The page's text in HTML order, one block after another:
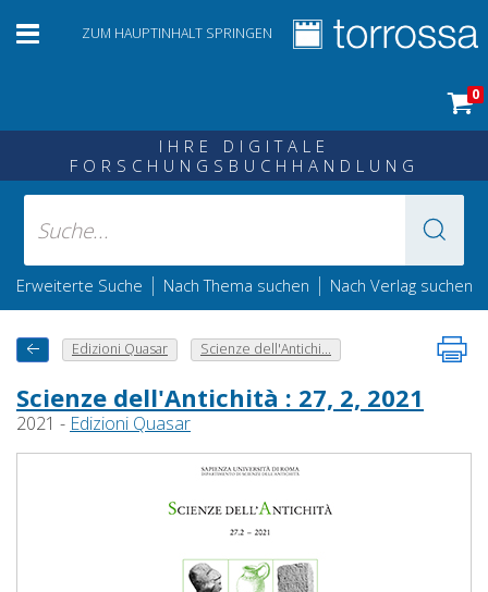
ZUM HAUPTINHALT SPRINGEN
0
IHRE DIGITALE
FORSCHUNGSBUCHHANDLUNG
Erweiterte Suche | Nach Thema suchen | Nach Verlag suchen
Edizioni Quasar Scienze dell'Antichi...
Scienze dell'Antichità : 27, 2, 2021
2021 - Edizioni Quasar